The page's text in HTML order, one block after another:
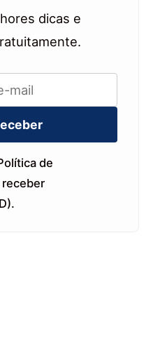
dicas e
de
receber